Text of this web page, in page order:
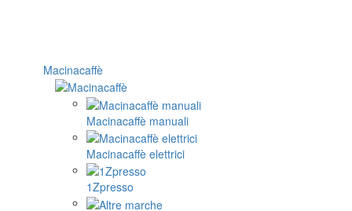
Macinacaffè
Macinacaffè manuali
Macinacaffè elettrici
1Zpresso